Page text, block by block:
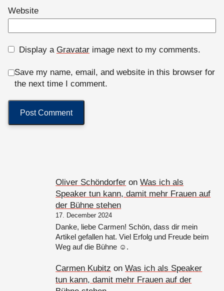
Website
Display a Gravatarimage next to my comments.
Save my name, email, and website in this browser for
the next time I comment.
Oliver Schöndorfer onWas ich als
Speaker tun kann, damit mehr Frauen auf
der Bühne stehen
17. December 2024
Danke, liebe Carmen! Schön, dass dir mein
Artikel gefallen hat. Viel Erfolg und Freude beim
Weg auf die Bühne ☺️.
Carmen Kubitz onWas ich als Speaker
tun kann, damit mehr Frauen auf der